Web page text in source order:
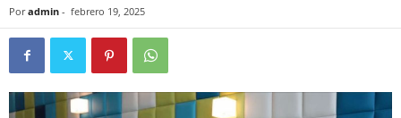
Por admin - febrero 19, 2025